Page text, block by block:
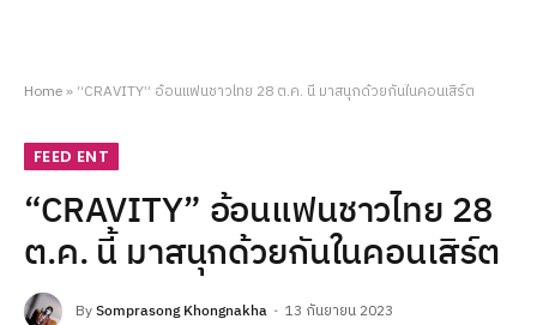
Home» “CRAVITY” อ้อนแฟนชาวไทย 28 ต.ค. นี้ มาสนุกด้วยกันในคอนเสิร์ต
FEED ENT
“CRAVITY” อ้อนแฟนชาวไทย 28
ต.ค. นี้ มาสนุกด้วยกันในคอนเสิร์ต
BySomprasong Khongnakha 13 กันยายน 2023